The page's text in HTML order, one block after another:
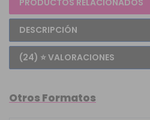
DESCRIPCIÓN
(24) ⭐ VALORACIONES
Otros Formatos